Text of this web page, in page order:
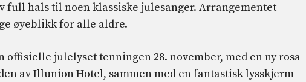
full hals til noen klassiske julesanger. Arrangementet
øyeblikk for alle aldre.
julelyset tenningen 28. november, med en ny rosa
av Illunion Hotel, sammen med en fantastisk lysskjerm